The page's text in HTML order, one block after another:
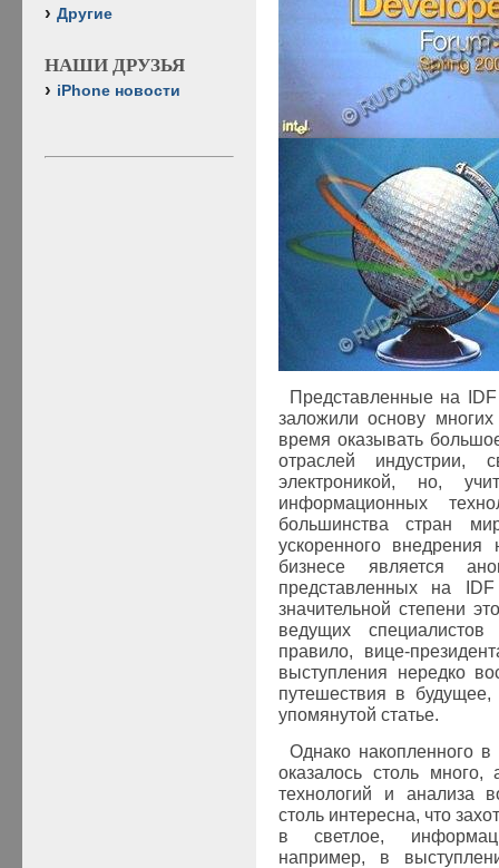
Представленные на
заложили основу
время оказывать
отраслей индустрии,
электроникой, но,
информационных
большинства стран
ускоренного
бизнесе является
представленных на
значительной степени
ведущих
правило, вице-
выступления нередко
путешествия в
упомянутой статье.
Однако накопленного
оказалось столь много,
технологий и анализа
столь интересна, что
в светлое,
например, в
Другие
НАШИ ДРУЗЬЯ
iPhone новости